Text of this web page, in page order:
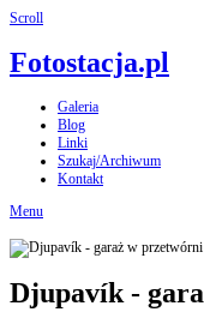
Scroll
Fotostacja.pl
Galeria
Blog
Linki
Szukaj/Archiwum
Kontakt
Menu
Djupavík -